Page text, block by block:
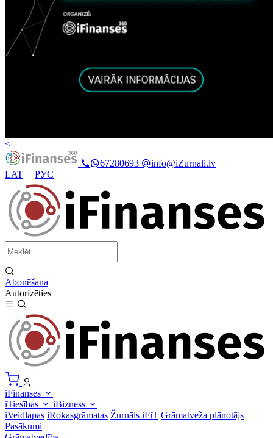
<
67280693
info@iZurnali.lv
LAT | РУС
Abonēšana
Autorizēties
iFinanses
iTiesības
iBizness
iVeidlapas iRokasgrāmatas Žurnāls iFiT Grāmatveža plānotājs
Pasākumi